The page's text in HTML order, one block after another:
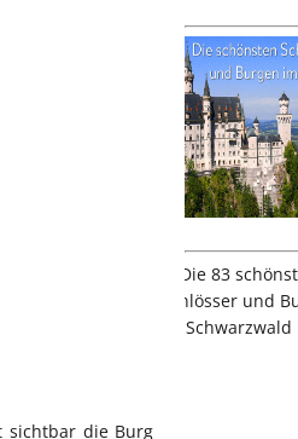
sichtbar die Burg